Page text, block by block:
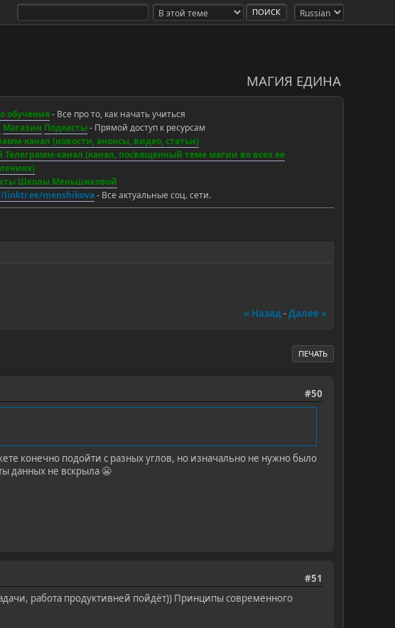
МАГИЯ ЕДИНА
обучения - Все про то, как начать учиться
Магазин Подкасты - Прямой доступ к ресурсам
канал (новости, анонсы, видео, статьи)
Телеграмм-канал (канал, посвященный теме магии во всех ее
Школы Меньшиковой
linktr.ee/menshikova- Все актуальные соц. сети.
« Назад-Далее »
ПЕЧАТЬ
#50
конечно подойти с разных углов, но изначально не нужно было
данных не вскрыла 😬
#51
работа продуктивней пойдёт)) Принципы современного